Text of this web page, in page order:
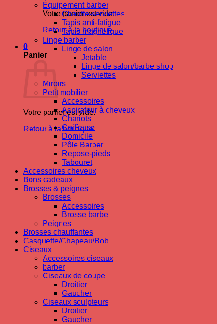
Votre panier est vide.
Retour à la boutique
0
Panier
Votre panier est vide.
Retour à la boutique
Équipement barber
Chauffe-serviettes
Tapis anti-fatigue
Tapis magnetique
Linge barber
Linge de salon
Jetable
Linge de salon/barbershop
Serviettes
Miroirs
Petit mobilier
Accessoires
Aspirateur à cheveux
Chariots
Coiffeuse
Domicile
Pôle Barber
Repose-pieds
Tabouret
Accessoires cheveux
Bons cadeaux
Brosses & peignes
Brosses
Accessoires
Brosse barbe
Peignes
Brosses chauffantes
Casquette/Chapeau/Bob
Ciseaux
Accessoires ciseaux
barber
Ciseaux de coupe
Droitier
Gaucher
Ciseaux sculpteurs
Droitier
Gaucher